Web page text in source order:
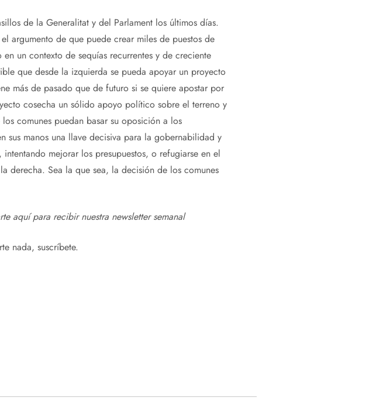
de la Generalitat y del Parlament los últimos días.
argumento de que puede crear miles de puestos de
un contexto de sequías recurrentes y de creciente
que desde la izquierda se pueda apoyar un proyecto
más de pasado que de futuro si se quiere apostar por
cosecha un sólido apoyo político sobre el terreno y
comunes puedan basar su oposición a los
sus manos una llave decisiva para la gobernabilidad y
mejorar los presupuestos, o refugiarse en el
derecha. Sea la que sea, la decisión de los comunes
aquí para recibirnuestra newsletter semanal
nada, suscríbete.